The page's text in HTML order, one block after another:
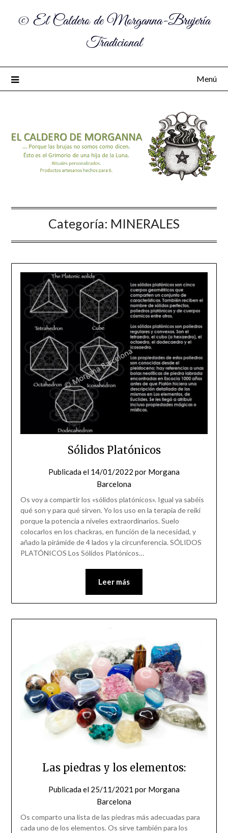
© El Caldero de Morganna-Brujería
Tradicional
Menú
Categoría: MINERALES
Sólidos Platónicos
Publicada el 14/01/2022 por Morgana
Barcelona
Os voy a compartir los «sólidos platónicos». Igual ya sabéis
qué son y para qué sirven. Yo los uso en la terapia de reiki
porque la potencia a niveles extraordinarios. Suelo
colocarlos en los chackras, en función de la necesidad, y
añado la pirámide de 4 lados y la circunferencia. SÓLIDOS
PLATÓNICOS Los Sólidos Platónicos…
Leer más
Las piedras y los elementos:
Publicada el 25/11/2021 por Morgana
Barcelona
Os comparto una lista de las piedras más adecuadas para
cada uno de los elementos. Os sirve también para los